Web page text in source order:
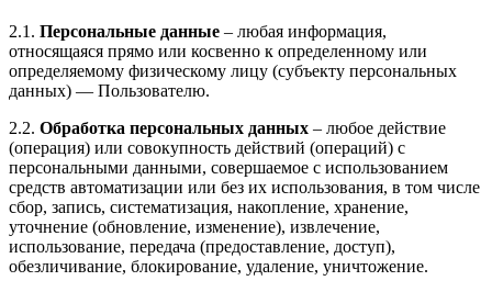
2.1. Персональные данные – любая информация,
относящаяся прямо или косвенно к определенному или
определяемому физическому лицу (субъекту персональных
данных) — Пользователю.
2.2. Обработка персональных данных – любое действие
(операция) или совокупность действий (операций) с
персональными данными, совершаемое с использованием
средств автоматизации или без их использования, в том числе
сбор, запись, систематизация, накопление, хранение,
уточнение (обновление, изменение), извлечение,
использование, передача (предоставление, доступ),
обезличивание, блокирование, удаление, уничтожение.